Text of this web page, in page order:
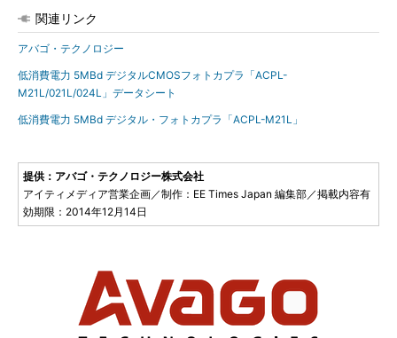
関連リンク
アバゴ・テクノロジー
低消費電力 5MBd デジタルCMOSフォトカプラ「ACPL-
M21L/021L/024L」データシート
低消費電力 5MBd デジタル・フォトカプラ「ACPL-M21L」
提供：アバゴ・テクノロジー株式会社
アイティメディア営業企画／制作：EE Times Japan 編集部／掲載内容有
効期限：2014年12月14日